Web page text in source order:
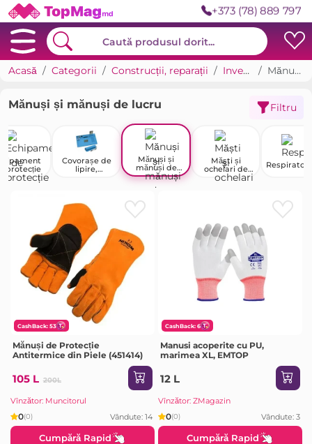
+373 (78) 889 797
Acasă Categorii Construcții, reparații Inventar de construcții Mănuși și mănuși de lucru
Mănuși și mănuși de lucru Filtru
protecție
Covorașe de
lipire,
Mănuși și
mănuși de
lucru
Măști și
ochelari de
protecție
CashBack: 53
Mănuși de Protecție
Antitermice din Piele (451414)
105 L 200L
Vînzător: Muncitorul
0(0) Vândute: 14
Cumpără Rapid
CashBack: 6
Manusi acoperite cu PU,
marimea XL, EMTOP
12 L
Vînzător: ZMagazin
0(0) Vândute: 3
Cumpără Rapid